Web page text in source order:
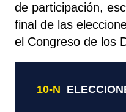
de participación,
final de las
el Congreso de los
10-N